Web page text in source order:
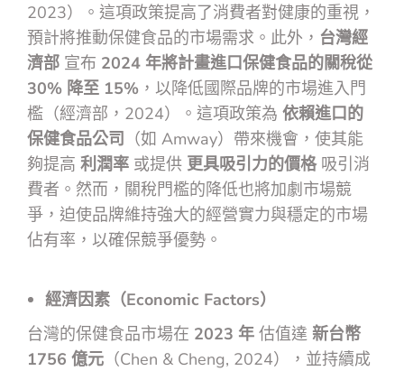
2023）。這項政策提高了消費者對健康的重視，
預計將推動保健食品的市場需求。此外， 台灣經
濟部 宣布 2024 年將計畫進口保健食品的關稅從
30% 降至 15% ，以降低國際品牌的市場進入門
檻（經濟部，2024）。這項政策為 依賴進口的
保健食品公司
（如 Amway）帶來機會，使其能
夠提高 利潤率 或提供 更具吸引力的價格吸引消
費者。然而，關稅門檻的降低也將加劇市場競
爭，迫使品牌維持強大的經營實力與穩定的市場
佔有率，以確保競爭優勢。
經濟因素（Economic Factors）
台灣的保健食品市場在 2023 年 估值達 新台幣
1756 億元 （Chen & Cheng, 2024），並持續成